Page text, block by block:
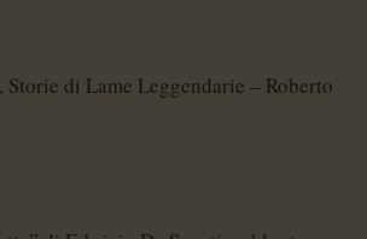
Storie di Lame Leggendarie – Roberto